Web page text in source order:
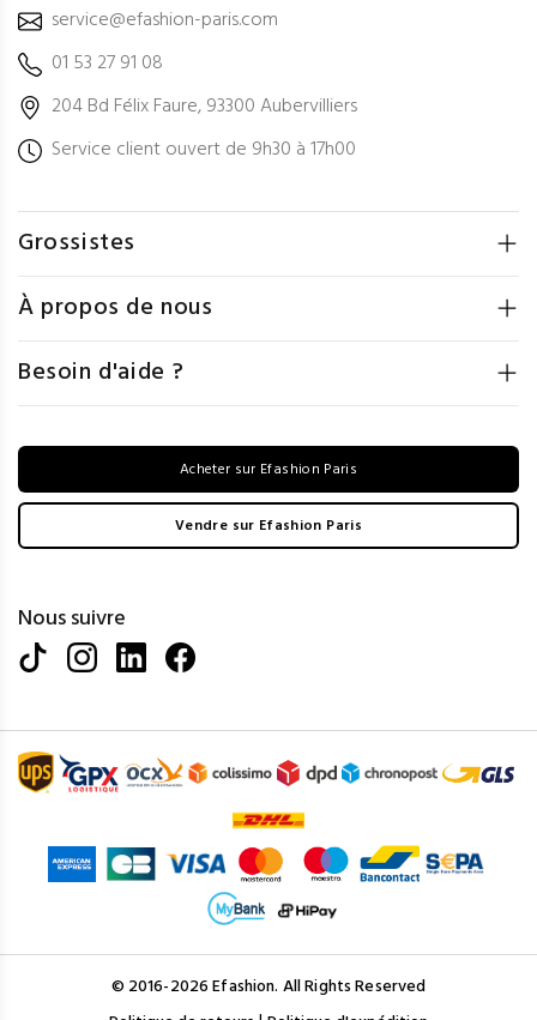
service@efashion-paris.com
01 53 27 91 08
204 Bd Félix Faure, 93300 Aubervilliers
Service client ouvert de 9h30 à 17h00
Grossistes
À propos de nous
Besoin d'aide ?
Acheter sur Efashion Paris
Vendre sur Efashion Paris
Nous suivre
© 2016-2026 Efashion. All Rights Reserved